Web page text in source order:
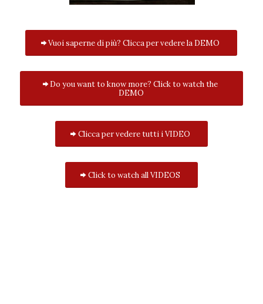
Vuoi saperne di più? Clicca per vedere la DEMO
Do you want to know more? Click to watch the
DEMO
Clicca per vedere tutti i VIDEO
Click to watch all VIDEOS